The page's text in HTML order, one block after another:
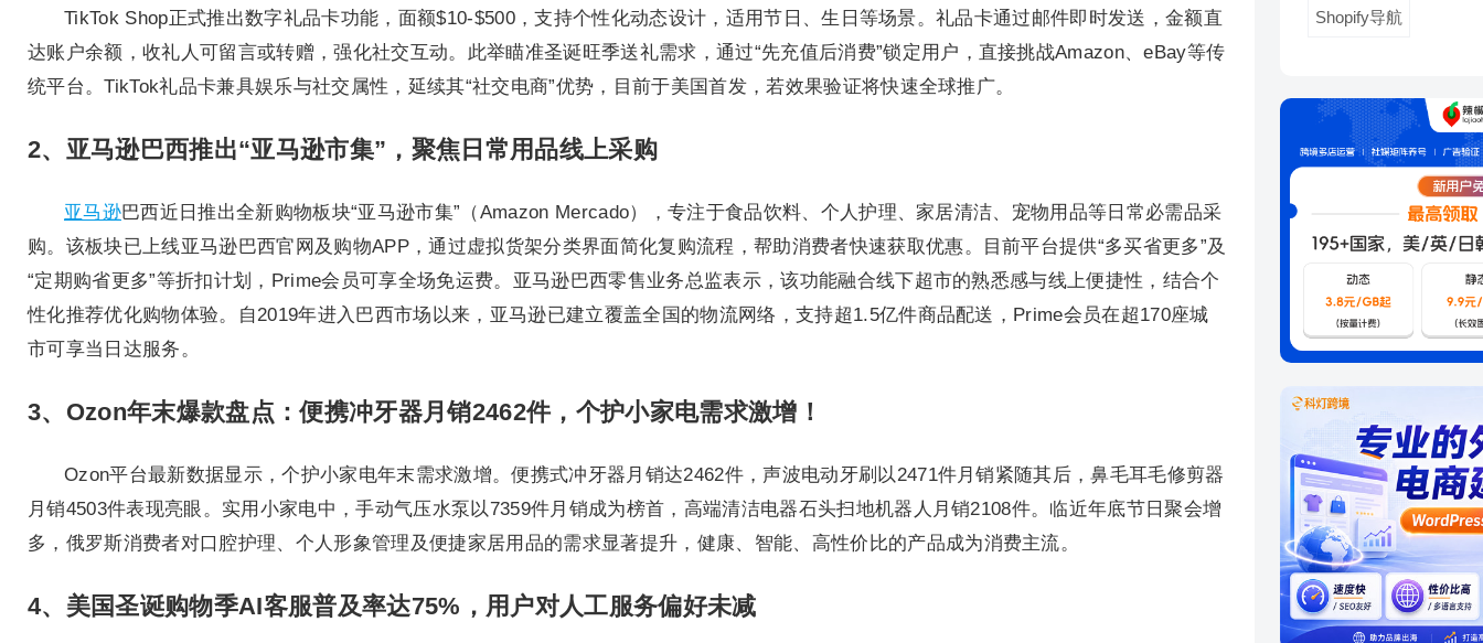
TikTok Shop正式推出数字礼品卡功能，面额$10-$500，支持个性化动态设计，适用节日、生日等场景。礼品卡通过邮件即时发送，金额直
达账户余额，收礼人可留言或转赠，强化社交互动。此举瞄准圣诞旺季送礼需求，通过“先充值后消费”锁定用户，直接挑战Amazon、eBay等传
统平台。TikTok礼品卡兼具娱乐与社交属性，延续其“社交电商”优势，目前于美国首发，若效果验证将快速全球推广。
2、亚马逊巴西推出“亚马逊市集”，聚焦日常用品线上采购
亚马逊巴西近日推出全新购物板块“亚马逊市集”（Amazon Mercado），专注于食品饮料、个人护理、家居清洁、宠物用品等日常必需品采
购。该板块已上线亚马逊巴西官网及购物APP，通过虚拟货架分类界面简化复购流程，帮助消费者快速获取优惠。目前平台提供“多买省更多”及
“定期购省更多”等折扣计划，Prime会员可享全场免运费。亚马逊巴西零售业务总监表示，该功能融合线下超市的熟悉感与线上便捷性，结合个
性化推荐优化购物体验。自2019年进入巴西市场以来，亚马逊已建立覆盖全国的物流网络，支持超1.5亿件商品配送，Prime会员在超170座城
市可享当日达服务。
3、Ozon年末爆款盘点：便携冲牙器月销2462件，个护小家电需求激增！
Ozon平台最新数据显示，个护小家电年末需求激增。便携式冲牙器月销达2462件，声波电动牙刷以2471件月销紧随其后，鼻毛耳毛修剪器
月销4503件表现亮眼。实用小家电中，手动气压水泵以7359件月销成为榜首，高端清洁电器石头扫地机器人月销2108件。临近年底节日聚会增
多，俄罗斯消费者对口腔护理、个人形象管理及便捷家居用品的需求显著提升，健康、智能、高性价比的产品成为消费主流。
4、美国圣诞购物季AI客服普及率达75%，用户对人工服务偏好未减
Shopify导航